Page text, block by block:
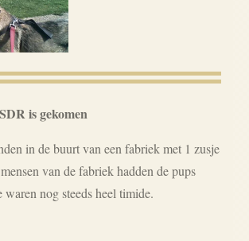
is gekomen
in de buurt van een fabriek met 1 zusje
van de fabriek hadden de pups
waren nog steeds heel timide.